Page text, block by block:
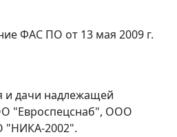
ФАС ПО от 13 мая 2009 г.
и дачи надлежащей
"Евроспецснаб", ООО
"НИКА-2002".